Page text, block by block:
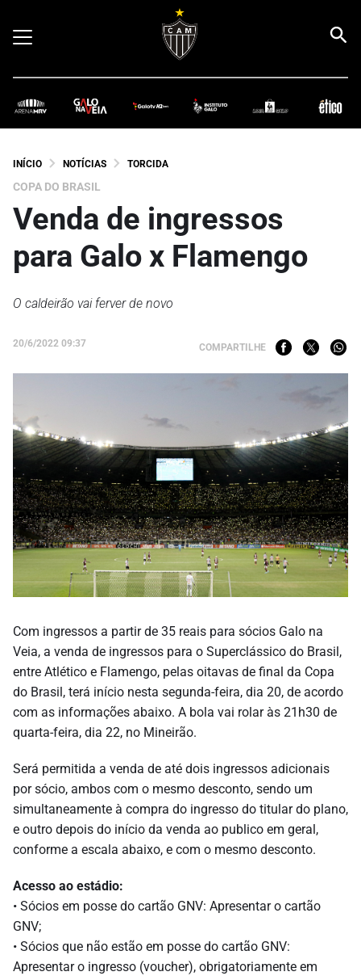
INÍCIO NOTÍCIAS TORCIDA
COPA DO BRASIL
Venda de ingressos
para Galo x Flamengo
O caldeirão vai ferver de novo
20/6/2022 09:37 COMPARTILHE
Com ingressos a partir de 35 reais para sócios Galo na
Veia, a venda de ingressos para o Superclássico do Brasil,
entre Atlético e Flamengo, pelas oitavas de final da Copa
do Brasil, terá início nesta segunda-feira, dia 20, de acordo
com as informações abaixo. A bola vai rolar às 21h30 de
quarta-feira, dia 22, no Mineirão.
Será permitida a venda de até dois ingressos adicionais
por sócio, ambos com o mesmo desconto, sendo um
simultaneamente à compra do ingresso do titular do plano,
e outro depois do início da venda ao publico em geral,
conforme a escala abaixo, e com o mesmo desconto.
Acesso ao estádio:
• Sócios em posse do cartão GNV: Apresentar o cartão
GNV;
• Sócios que não estão em posse do cartão GNV:
Apresentar o ingresso (voucher), obrigatoriamente em